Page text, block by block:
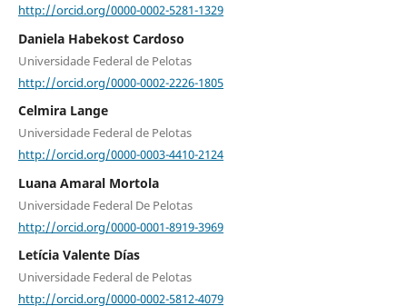
http://orcid.org/0000-0002-5281-1329
Daniela Habekost Cardoso
Universidade Federal de Pelotas
http://orcid.org/0000-0002-2226-1805
Celmira Lange
Universidade Federal de Pelotas
http://orcid.org/0000-0003-4410-2124
Luana Amaral Mortola
Universidade Federal De Pelotas
http://orcid.org/0000-0001-8919-3969
Letícia Valente Días
Universidade Federal de Pelotas
http://orcid.org/0000-0002-5812-4079